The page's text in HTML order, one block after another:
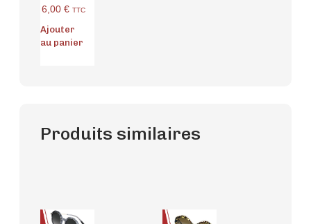
6,00 € TTC
Ajouter
au panier
Produits similaires